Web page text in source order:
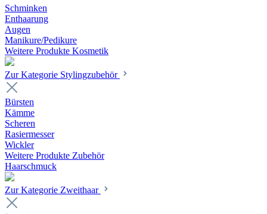
Schminken
Enthaarung
Augen
Manikure/Pedikure
Weitere Produkte Kosmetik
Zur Kategorie Stylingzubehör
Bürsten
Kämme
Scheren
Rasiermesser
Wickler
Weitere Produkte Zubehör
Haarschmuck
Zur Kategorie Zweithaar